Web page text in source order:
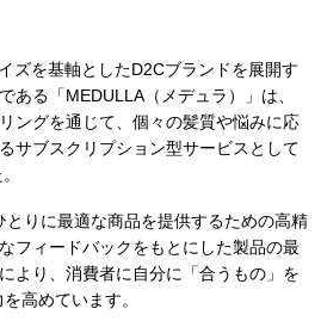
ズを基軸としたD2Cブランドを展開す
ある「MEDULLA（メデュラ）」は、
ングを通じて、個々の髪質や悩みに応
サブスクリプション型サービスとして
りに最適な商品を提供するための高精
フィードバックをもとにした製品の最
より、消費者に自分に「合うもの」を
高めています。